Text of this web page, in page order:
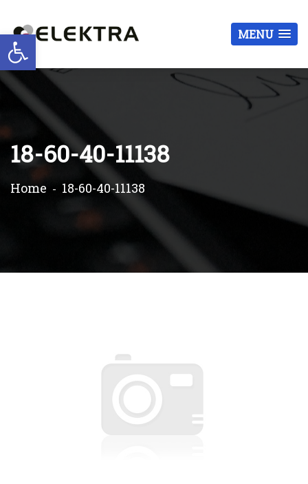
Otwórz pasek narzędzi MENU
18-60-40-11138
Home 18-60-40-11138